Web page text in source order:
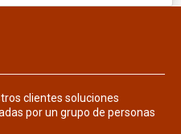
clientes soluciones
por un grupo de personas